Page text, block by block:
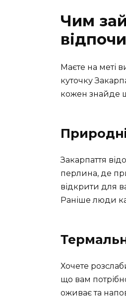
Чим
Маєте на меті
куточку
кожен знайде
Закарпаття
перлина, де
відкрити для
Раніше люди
Хочете
що вам
оживає та